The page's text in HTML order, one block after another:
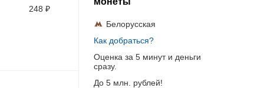
248 ₽
Белорусская
Как добраться?
Оценка за 5 минут и деньги
сразу.
До 5 млн. рублей!